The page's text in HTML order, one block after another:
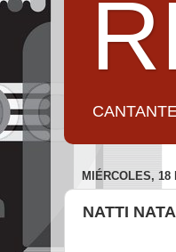
MIÉRCOLES, 18
NATTI